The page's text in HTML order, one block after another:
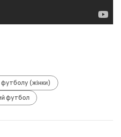
футболу (жінки)
футбол